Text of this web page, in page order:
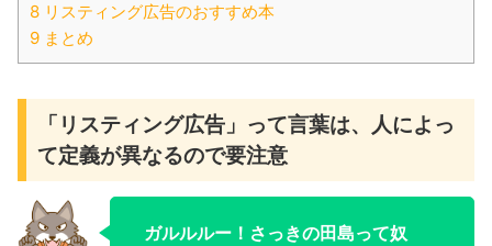
8 リスティング広告のおすすめ本
9 まとめ
「リスティング広告」って言葉は、人によっ
て定義が異なるので要注意
ガルルルー！さっきの田島って奴